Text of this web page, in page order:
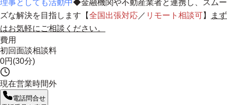
理事としても活動中◆金融機関や不動産業者と連携し、スムー
ズな解決を目指します【全国出張対応 ／ リモート相談可】
まず
はお気軽にご相談ください。
費用
初回面談相談料
0円(30分)
現在営業時間外
電話問合せ